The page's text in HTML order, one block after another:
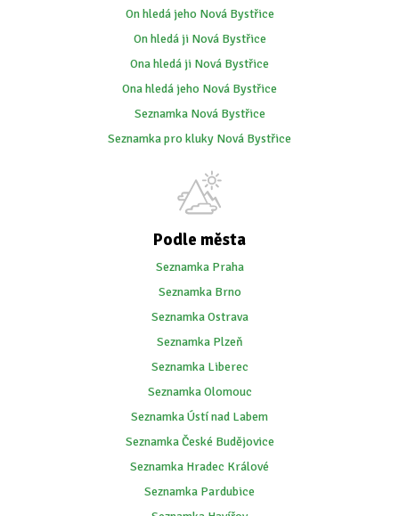
On hledá jeho Nová Bystřice
On hledá ji Nová Bystřice
Ona hledá ji Nová Bystřice
Ona hledá jeho Nová Bystřice
Seznamka Nová Bystřice
Seznamka pro kluky Nová Bystřice
Podle města
Seznamka Praha
Seznamka Brno
Seznamka Ostrava
Seznamka Plzeň
Seznamka Liberec
Seznamka Olomouc
Seznamka Ústí nad Labem
Seznamka České Budějovice
Seznamka Hradec Králové
Seznamka Pardubice